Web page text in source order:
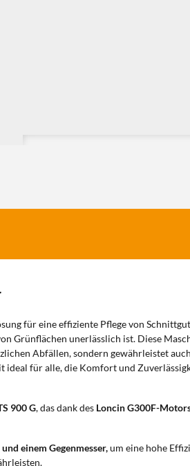
für eine effiziente Pflege von
Grünflächen unerlässlich ist. Diese
Abfällen, sondern gewährleistet
ideal für alle, die Komfort und
900 G, das dank des Loncin G300F-
einem Gegenmesser,um eine hohe